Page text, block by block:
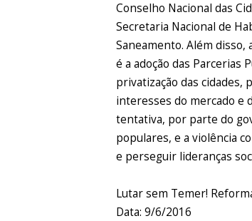
Conselho Nacional das
Secretaria Nacional de
Saneamento. Além
é a adoção das Parcerias
privatização das
interesses do mercado e
tentativa, por parte do
populares, e a violência
e perseguir lideranças
Lutar sem Temer!
Data: 9/6/2016